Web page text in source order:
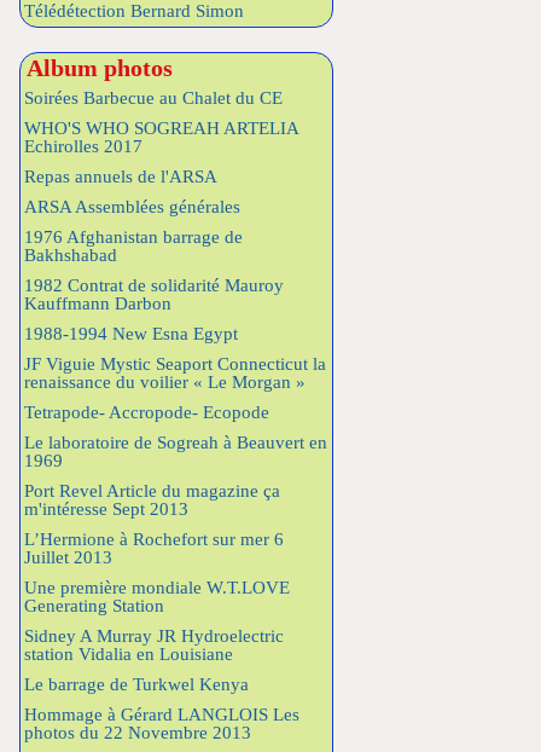
Télédétection Bernard Simon
Album photos
Soirées Barbecue au Chalet du CE
WHO'S WHO SOGREAH ARTELIA
Echirolles 2017
Repas annuels de l'ARSA
ARSA Assemblées générales
1976 Afghanistan barrage de
Bakhshabad
1982 Contrat de solidarité Mauroy
Kauffmann Darbon
1988-1994 New Esna Egypt
JF Viguie Mystic Seaport Connecticut la
renaissance du voilier « Le Morgan »
Tetrapode- Accropode- Ecopode
Le laboratoire de Sogreah à Beauvert en
1969
Port Revel Article du magazine ça
m'intéresse Sept 2013
L’Hermione à Rochefort sur mer 6
Juillet 2013
Une première mondiale W.T.LOVE
Generating Station
Sidney A Murray JR Hydroelectric
station Vidalia en Louisiane
Le barrage de Turkwel Kenya
Hommage à Gérard LANGLOIS Les
photos du 22 Novembre 2013